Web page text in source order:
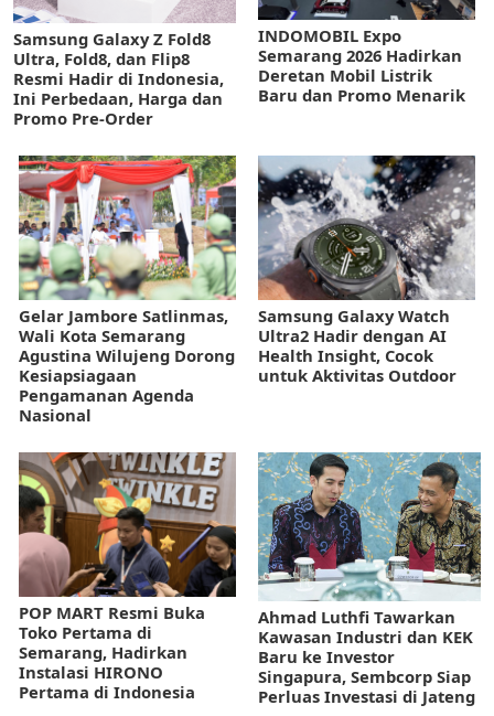
Samsung Galaxy Z Fold8
Ultra, Fold8, dan Flip8
Resmi Hadir di Indonesia,
Ini Perbedaan, Harga dan
Promo Pre-Order
INDOMOBIL Expo
Semarang 2026 Hadirkan
Deretan Mobil Listrik
Baru dan Promo Menarik
Gelar Jambore Satlinmas,
Wali Kota Semarang
Agustina Wilujeng Dorong
Kesiapsiagaan
Pengamanan Agenda
Nasional
Samsung Galaxy Watch
Ultra2 Hadir dengan AI
Health Insight, Cocok
untuk Aktivitas Outdoor
POP MART Resmi Buka
Toko Pertama di
Semarang, Hadirkan
Instalasi HIRONO
Pertama di Indonesia
Ahmad Luthfi Tawarkan
Kawasan Industri dan KEK
Baru ke Investor
Singapura, Sembcorp Siap
Perluas Investasi di Jateng